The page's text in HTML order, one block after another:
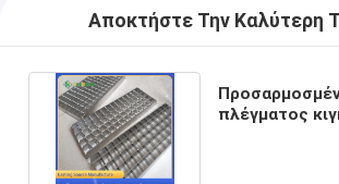
Αποκτήστε Την Καλύτερη
πλέγματος